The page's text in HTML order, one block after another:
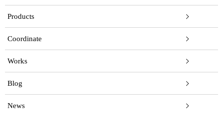
Products
Coordinate
Works
Blog
News